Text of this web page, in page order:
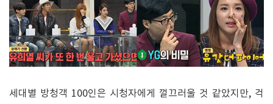
세대별 방청객 100인은 시청자에게 껄끄러울 것 같았지만, 걱